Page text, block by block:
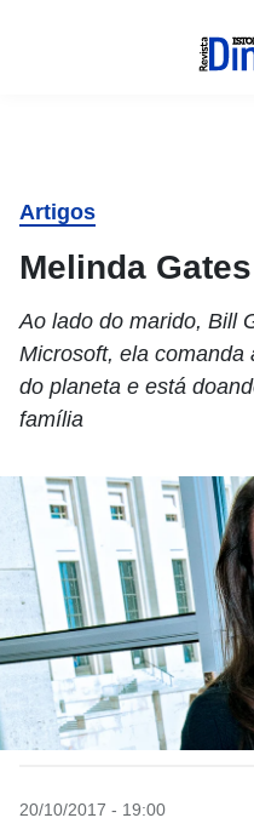
Artigos
Melinda Gates
Ao lado do marido, Bill
Microsoft, ela comanda
do planeta e está
família
20/10/2017 - 19:00